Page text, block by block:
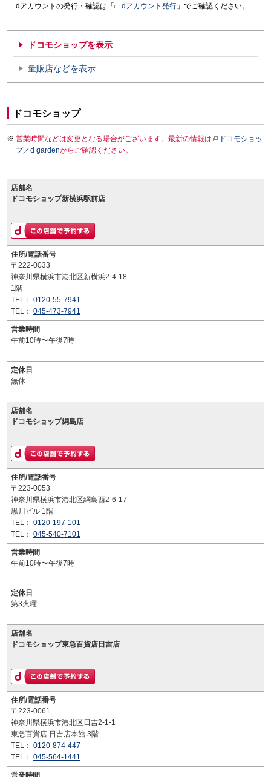
dアカウントの発行・確認は「
dアカウント発行 」でご確認ください。
ドコモショップを表示
量販店などを表示
ドコモショップ
営業時間などは変更となる場合がございます。最新の情報は
ドコモショッ
プ／d gardenからご確認ください。
店舗名
ドコモショップ新横浜駅前店
住所/電話番号
〒222-0033
神奈川県横浜市港北区新横浜2-4-18
1階
TEL： 0120-55-7941
TEL： 045-473-7941
営業時間
午前10時〜午後7時
定休日
無休
店舗名
ドコモショップ綱島店
住所/電話番号
〒223-0053
神奈川県横浜市港北区綱島西2-6-17
黒川ビル 1階
TEL： 0120-197-101
TEL： 045-540-7101
営業時間
午前10時〜午後7時
定休日
第3火曜
店舗名
ドコモショップ東急百貨店日吉店
住所/電話番号
〒223-0061
神奈川県横浜市港北区日吉2-1-1
東急百貨店 日吉店本館 3階
TEL： 0120-874-447
TEL： 045-564-1441
営業時間